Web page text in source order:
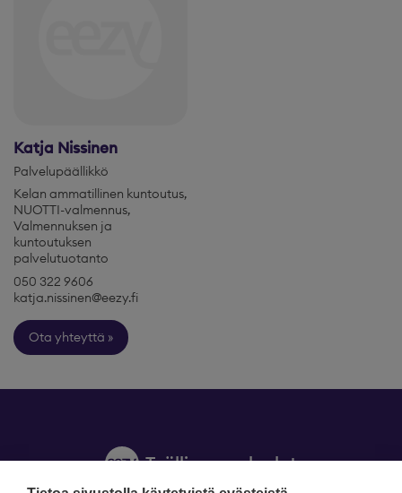
Katja Nissinen
Palvelupäällikkö
Kelan ammatillinen kuntoutus,
NUOTTI-valmennus,
Valmennuksen ja
kuntoutuksen
palvelutuotanto
050 322 9606
katja.nissinen@eezy.fi
Ota yhteyttä
Työllisyyspalvelut